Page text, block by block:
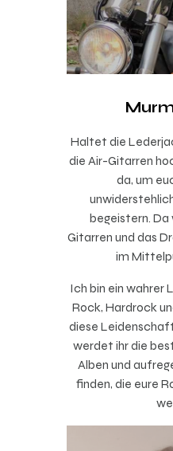
Haltet die
die Air-Gitarren
da, um
begeistern. Da
Gitarren und das
im
Ich bin ein wahrer
Rock, Hardrock
diese
werdet ihr die
Alben und
finden, die eure